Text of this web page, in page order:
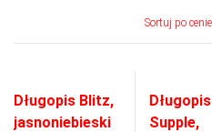
Długopis Blitz,
jasnoniebieski
Długopis
Supple,